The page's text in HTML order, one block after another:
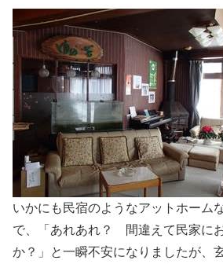
いかにも民宿のようなアットホーム
で、「あれあれ？ 間違えて民家に
か？」と一瞬不安になりましたが、